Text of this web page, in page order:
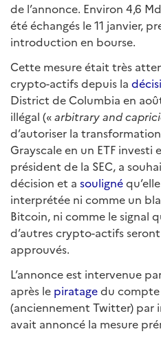
de l’annonce. Environ 4,6
été échangés le 11 janvier,
introduction en bourse.
Cette mesure était très
crypto-actifs depuis la
District de Columbia en
illégal («arbitrary and
d’autoriser la
Grayscale en un ETF investi
président de la SEC, a
décision et a souligné
interprétée ni comme un
Bitcoin, ni comme le signal
d’autres crypto-actifs
approuvés.
L’annonce est intervenue
après le piratagedu compte
(anciennement Twitter)
avait annoncé la mesure